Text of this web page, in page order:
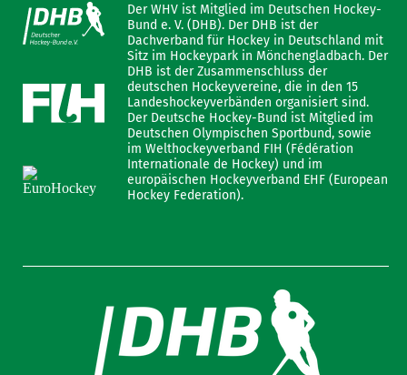
Der WHV ist Mitglied im Deutschen Hockey-
Bund e. V. (DHB). Der DHB ist der
Dachverband für Hockey in Deutschland mit
Sitz im Hockeypark in Mönchengladbach. Der
DHB ist der Zusammenschluss der
deutschen Hockeyvereine, die in den 15
Landeshockeyverbänden organisiert sind.
Der Deutsche Hockey-Bund ist Mitglied im
Deutschen Olympischen Sportbund, sowie
im Welthockeyverband FIH (Fédération
Internationale de Hockey) und im
europäischen Hockeyverband EHF (European
Hockey Federation).